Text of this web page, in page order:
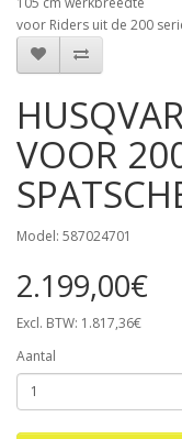
voor Riders uit de 200
VOOR
Model: 587024701
2.199,00€
Excl. BTW: 1.817,36€
Aantal